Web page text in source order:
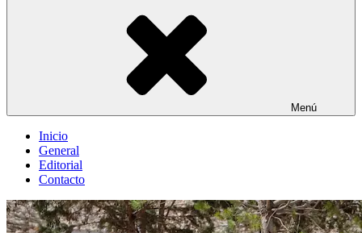
Menú
Inicio
General
Editorial
Contacto